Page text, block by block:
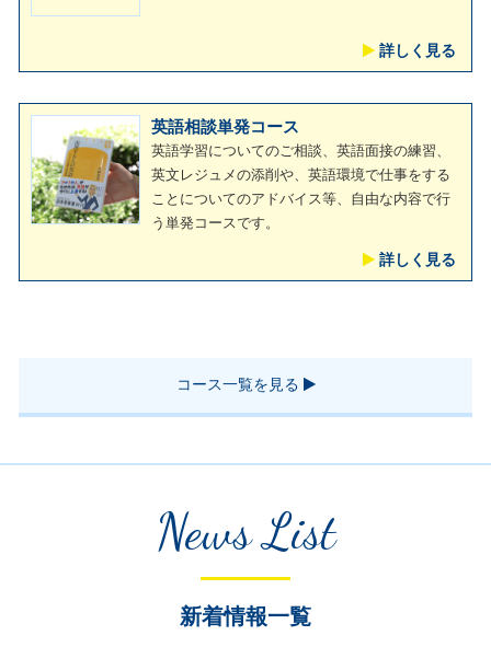
詳しく見る
英語相談単発コース
英語学習についてのご相談、英語面接の練習、
英文レジュメの添削や、英語環境で仕事をする
ことについてのアドバイス等、自由な内容で行
う単発コースです。
詳しく見る
コース一覧を見る
News List
新着情報一覧